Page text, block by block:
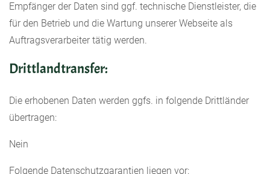
Empfänger der Daten sind ggf. technische Dienstleister, die
für den Betrieb und die Wartung unserer Webseite als
Auftragsverarbeiter tätig werden.
Drittlandtransfer:
Die erhobenen Daten werden ggfs. in folgende Drittländer
übertragen:
Nein
Folgende Datenschutzgarantien liegen vor: